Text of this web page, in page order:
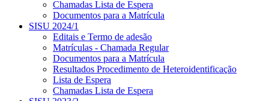
Chamadas Lista de Espera
Documentos para a Matrícula
SISU 2024/1
Editais e Termo de adesão
Matrículas - Chamada Regular
Documentos para a Matrícula
Resultados Procedimento de Heteroidentificação
Lista de Espera
Chamadas Lista de Espera